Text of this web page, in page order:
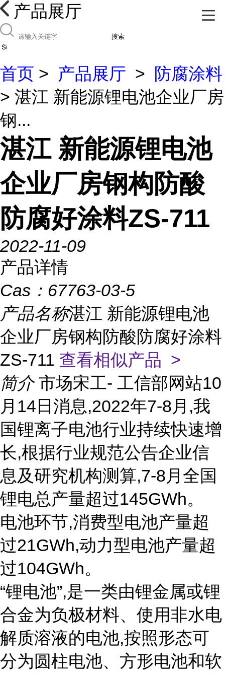
产品展厅
搜索
首页 > 产品展厅 >
防腐涂料
> 湛江 新能源锂电池企业厂房
钢...
湛江 新能源锂电池
企业厂房钢构防酸
防腐好涂料ZS-711
2022-11-09
产品详情
Cas： 67763-03-5
产品名称湛江 新能源锂电池
企业厂房钢构防酸防腐好涂料
ZS-711 查看相似产品 >
简介 市场宋工- 工信部网站10
月14日消息,2022年7-8月,我
国锂离子电池行业持续快速增
长,根据行业规范公告企业信
息及研究机构测算,7-8月全国
锂电总产量超过145GWh。
电池环节,消费型电池产量超
过21GWh,动力型电池产量超
过104GWh。
“锂电池”,是一类由锂金属或锂
合金为负极材料、使用非水电
解质溶液的电池,按照形态可
分为圆柱电池、方形电池和软